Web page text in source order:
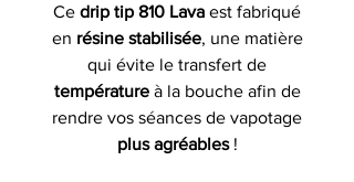
Ce drip tip 810 Lava est fabriqué
en résine stabilisée, une matière
qui évite le transfert de
températureà la bouche afin de
rendre vos séances de vapotage
plus agréables!